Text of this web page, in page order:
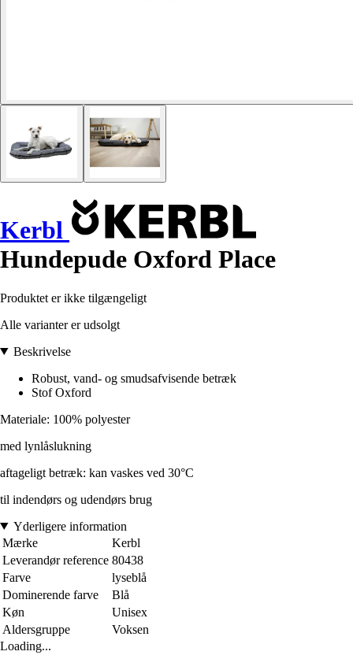
Kerbl
Hundepude Oxford Place
Produktet er ikke tilgængeligt
Alle varianter er udsolgt
Beskrivelse
Robust, vand- og smudsafvisende betræk
Stof Oxford
Materiale: 100% polyester
med lynlåslukning
aftageligt betræk: kan vaskes ved 30°C
til indendørs og udendørs brug
Yderligere information
Mærke
Kerbl
Leverandør reference 80438
Farve
lyseblå
Dominerende farve
Blå
Køn
Unisex
Aldersgruppe
Voksen
Loading...